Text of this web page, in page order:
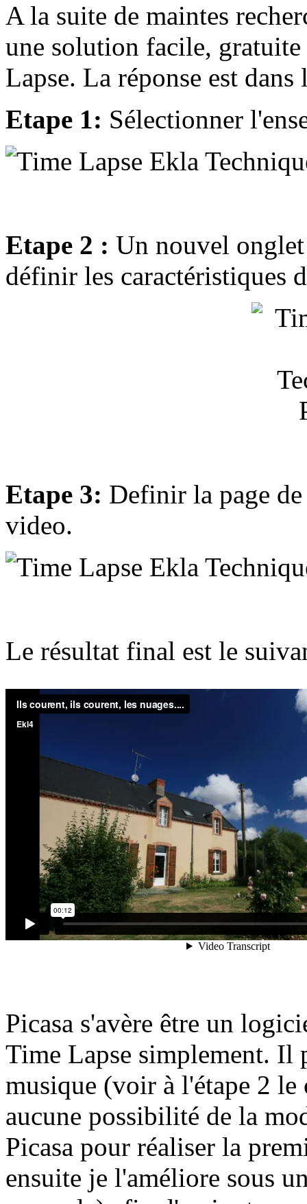
A la suite de maintes
une solution facile,
Lapse. La réponse est
Etape 1: Sélectionner
Etape 2 : Un nouvel
définir les caractéristiques
Etape 3: Definir la page
video.
Le résultat final est le
Picasa s'avère être un
Time Lapse simplement. Il
musique (voir à l'étape 2 le
aucune possibilité de la
Picasa pour réaliser la
ensuite je l'améliore sous